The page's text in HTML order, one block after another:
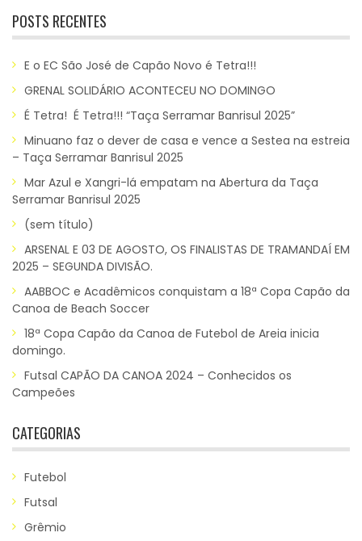
POSTS RECENTES
E o EC São José de Capão Novo é Tetra!!!
GRENAL SOLIDÁRIO ACONTECEU NO DOMINGO
É Tetra! É Tetra!!! “Taça Serramar Banrisul 2025”
Minuano faz o dever de casa e vence a Sestea na estreia
– Taça Serramar Banrisul 2025
Mar Azul e Xangri-lá empatam na Abertura da Taça
Serramar Banrisul 2025
(sem título)
ARSENAL E 03 DE AGOSTO, OS FINALISTAS DE TRAMANDAÍ EM
2025 – SEGUNDA DIVISÃO.
AABBOC e Acadêmicos conquistam a 18ª Copa Capão da
Canoa de Beach Soccer
18ª Copa Capão da Canoa de Futebol de Areia inicia
domingo.
Futsal CAPÃO DA CANOA 2024 – Conhecidos os
Campeões
CATEGORIAS
Futebol
Futsal
Grêmio